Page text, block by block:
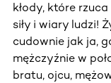
kłody, które
siły i wiary ludzi!
cudownie jak ja,
mężczyźnie w
bratu, ojcu,